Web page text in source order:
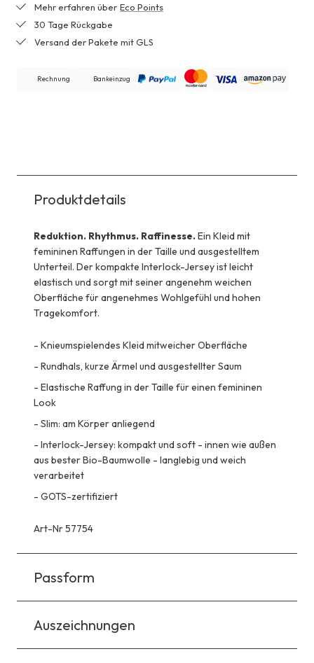
Mehr erfahren über Eco Points
30 Tage Rückgabe
Versand der Pakete mit GLS
Rechnung Bankeinzug
Produktdetails
Reduktion. Rhythmus. Raffinesse.Ein Kleid mit
femininen Raffungen in der Taille und ausgestelltem
Unterteil. Der kompakte Interlock-Jersey ist leicht
elastisch und sorgt mit seiner angenehm weichen
Oberfläche für angenehmes Wohlgefühl und hohen
Tragekomfort.
- Knieumspielendes Kleid mitweicher Oberfläche
- Rundhals, kurze Ärmel und ausgestellter Saum
- Elastische Raffung in der Taille für einen femininen
Look
- Slim: am Körper anliegend
- Interlock-Jersey: kompakt und soft - innen wie außen
aus bester Bio-Baumwolle - langlebig und weich
verarbeitet
- GOTS-zertifiziert
Art-Nr 57754
Passform
Auszeichnungen